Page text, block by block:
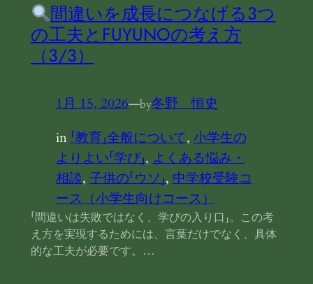
間違いを成長につなげる3つ
の工夫とFUYUNOの考え方
（3/3）
1月 15, 2026—by冬野 恒史
in 「教育」全般について, 小学生の
よりよい「学び」, よくある悩み・
相談, 子供の「ウソ」, 中学校受験コ
ース（小学生向けコース）
「間違いは失敗ではなく、学びの入り口」。この考
え方を実現するためには、言葉だけでなく、具体
的な工夫が必要です。…